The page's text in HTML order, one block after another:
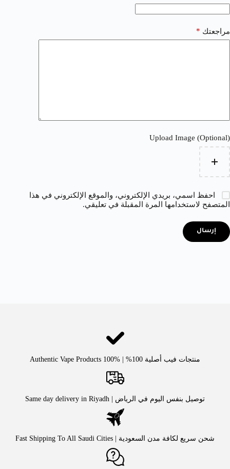
مراجعتك *
Upload Image (Optional)
احفظ اسمي، بريدي الإلكتروني، والموقع الإلكتروني في هذا
المتصفح لاستخدامها المرة المقبلة في تعليقي.
إرسال
منتجات فيب أصلية 100% | Authentic Vape Products 100%
توصيل بنفس اليوم في الرياض | Same day delivery in Riyadh
شحن سريع لكافة مدن السعودية | Fast Shipping To All Saudi Cities